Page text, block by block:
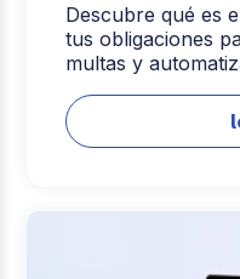
Descubre qué es
tus obligaciones
multas y